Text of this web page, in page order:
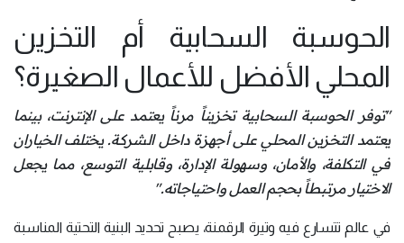
الحوسبة السحابية أم التخزين
المحلي الأفضل للأعمال الصغيرة؟
"توفر الحوسبة السحابية تخزيناً مرناً يعتمد على الإنترنت، بينما
يعتمد التخزين المحلي على أجهزة داخل الشركة.يختلف الخياران
في التكلفة، والأمان، وسهولة الإدارة، وقابلية التوسع، مما يجعل
الاختيار مرتبطاً بحجم العمل واحتياجاته."
في عالم تتسارع فيه وتيرة الرقمنة، يصبح تحديد البنية التحتية المناسبة